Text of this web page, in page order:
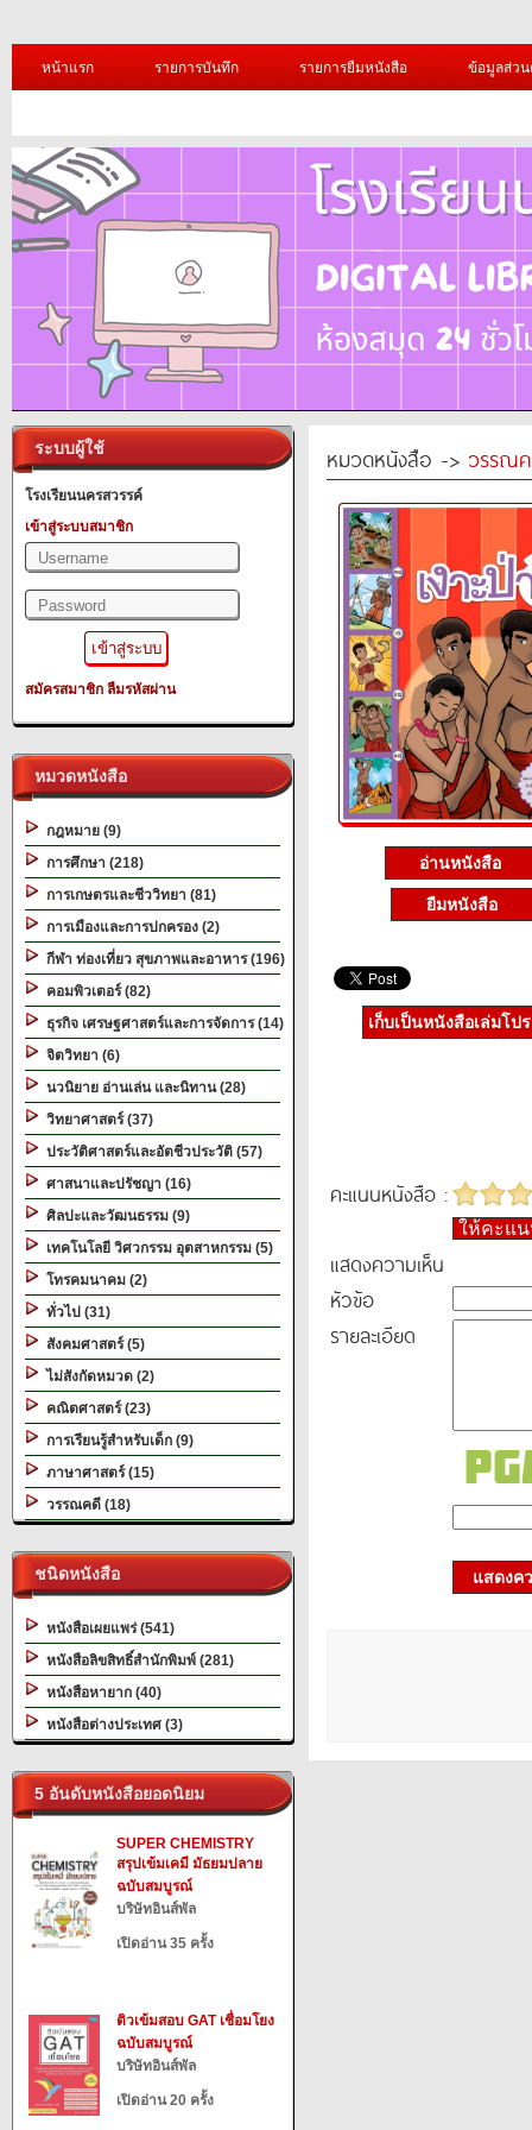
หน้าแรก รายการบันทึก รายการยืมหนังสือ ข้อมูลส่ว
ระบบผู้ใช้
โรงเรียนนครสวรรค์
เข้าสู่ระบบสมาชิก
สมัครสมาชิก ลืมรหัสผ่าน
หมวดหนังสือ
กฎหมาย (9)
การศึกษา (218)
การเกษตรและชีววิทยา (81)
การเมืองและการปกครอง (2)
กีฬา ท่องเที่ยว สุขภาพและอาหาร (196)
คอมพิวเตอร์ (82)
ธุรกิจ เศรษฐศาสตร์และการจัดการ (14)
จิตวิทยา (6)
นวนิยาย อ่านเล่น และนิทาน (28)
วิทยาศาสตร์ (37)
ประวัติศาสตร์และอัตชีวประวัติ (57)
ศาสนาและปรัชญา (16)
ศิลปะและวัฒนธรรม (9)
เทคโนโลยี วิศวกรรม อุตสาหกรรม (5)
โทรคมนาคม (2)
ทั่วไป (31)
สังคมศาสตร์ (5)
ไม่สังกัดหมวด (2)
คณิตศาสตร์ (23)
การเรียนรู้สำหรับเด็ก (9)
ภาษาศาสตร์ (15)
วรรณคดี (18)
ชนิดหนังสือ
หนังสือเผยแพร่ (541)
หนังสือลิขสิทธิ์สำนักพิมพ์ (281)
หนังสือหายาก (40)
หนังสือต่างประเทศ (3)
5 อันดับหนังสือยอดนิยม
SUPER CHEMISTRY
สรุปเข้มเคมี มัธยมปลาย
ฉบับสมบูรณ์
บริษัทอินส์พัล
เปิดอ่าน 35 ครั้ง
ติวเข้มสอบ GAT เชื่อมโยง
ฉบับสมบูรณ์
บริษัทอินส์พัล
เปิดอ่าน 20 ครั้ง
หมวดหนังสือ -> วรรณ
อ่านหนังสือ
ยืมหนังสือ
เก็บเป็นหนังสือเล่มโป
คะแนนหนังสือ :
ให้คะแ
แสดงความเห็น
หัวข้อ
รายละเอียด
แสดงค